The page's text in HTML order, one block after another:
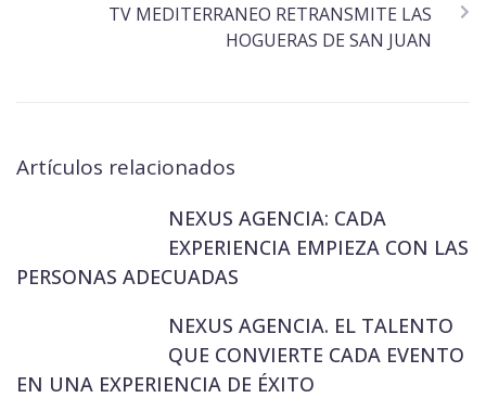
TV MEDITERRANEO RETRANSMITE LAS
HOGUERAS DE SAN JUAN
Artículos relacionados
NEXUS AGENCIA: CADA
EXPERIENCIA EMPIEZA CON LAS
PERSONAS ADECUADAS
NEXUS AGENCIA. EL TALENTO
QUE CONVIERTE CADA EVENTO
EN UNA EXPERIENCIA DE ÉXITO